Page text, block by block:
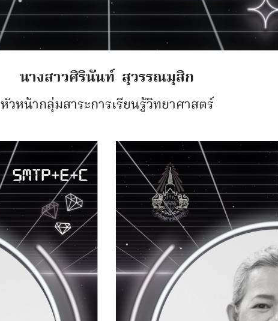
นางสาวศิรินันท์ สุวรรณมุสิก
หัวหน้ากลุ่มสาระการเรียนรู้วิทยาศาสตร์